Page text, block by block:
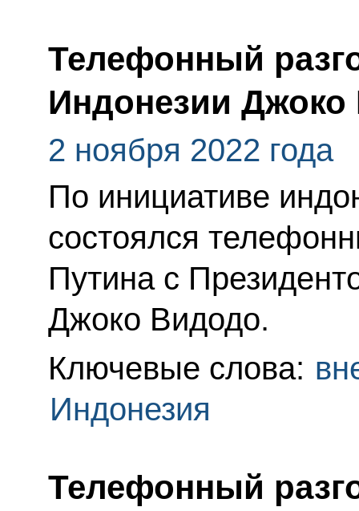
Телефонный
Индонезии
2 ноября 2022 года
По инициативе
состоялся
Путина с
Джоко Видодо.
Ключевые слова:
Индонезия
Телефонный